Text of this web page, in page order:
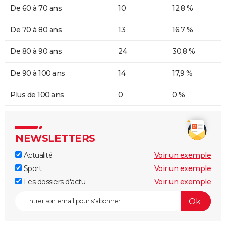
De 60 à 70 ans 10 12,8 %
De 70 à 80 ans 13 16,7 %
De 80 à 90 ans 24 30,8 %
De 90 à 100 ans 14 17,9 %
Plus de 100 ans 0 0 %
NEWSLETTERS
Actualité
Voir un exemple
Sport
Voir un exemple
Les dossiers d'actu
Voir un exemple